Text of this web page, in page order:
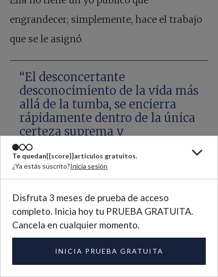
Te quedan{{score}}artículos gratuitos.
¿Ya estás suscrito?Inicia sesión
Disfruta 3 meses de prueba de acceso
completo. Inicia hoy tu PRUEBA GRATUITA.
Cancela en cualquier momento.
INICIA PRUEBA GRATUITA
engrandecer; simplemente, hace el trabajo
que se le asignó.
“El desconcertante
desconocimiento de la vida más
allá de la tumba, se encierra
rápidamente dentro de la única
certeza suprema y
trascendente: para el miembro
de Cristo, morir es estar con
Cristo y conocer tal como él es
Lawson
Algunas veces, esta simplicidad le da una
gracia especial al proyecto de la hermana